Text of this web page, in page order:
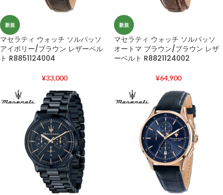
新規
マセラティ ウォッチ ソルパッソ
アイボリー/ブラウン レザーベル
ト R8851124004
¥33,000
新規
マセラティ ウォッチ ソルパッソ
オートマ ブラウン/ブラウン レザ
ーベルト R8821124002
¥64,900